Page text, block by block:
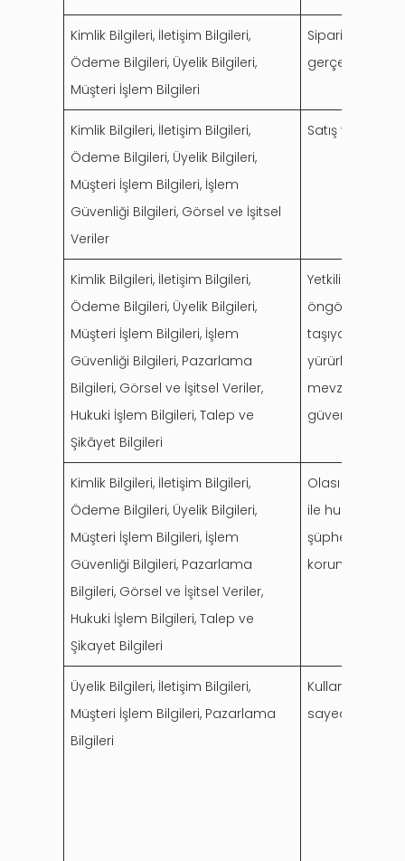
Kimlik Bilgileri, İletişim Bilgileri,
Ödeme Bilgileri, Üyelik Bilgileri,
Müşteri İşlem Bilgileri
Siparişlerin
Kimlik Bilgileri, İletişim Bilgileri,
Ödeme Bilgileri, Üyelik Bilgileri,
Müşteri İşlem Bilgileri, İşlem
Güvenliği Bilgileri, Görsel ve İşitsel
Veriler
Satış ve satış
Kimlik Bilgileri, İletişim Bilgileri,
Ödeme Bilgileri, Üyelik Bilgileri,
Müşteri İşlem Bilgileri, İşlem
Güvenliği Bilgileri, Pazarlama
Bilgileri, Görsel ve İşitsel Veriler,
Hukuki İşlem Bilgileri, Talep ve
Şikâyet Bilgileri
Yetkili kurum
öngörüldüğü
taşıyan bir
yürürlükteki
güvenliği
Kimlik Bilgileri, İletişim Bilgileri,
Ödeme Bilgileri, Üyelik Bilgileri,
Müşteri İşlem Bilgileri, İşlem
Güvenliği Bilgileri, Pazarlama
Bilgileri, Görsel ve İşitsel Veriler,
Hukuki İşlem Bilgileri, Talep ve
Şikayet Bilgileri
Olası bir
ile hukuki
şüpheli/
korunması.
Üyelik Bilgileri, İletişim Bilgileri,
Müşteri İşlem Bilgileri, Pazarlama
Bilgileri
Kullanıcıların
sayede